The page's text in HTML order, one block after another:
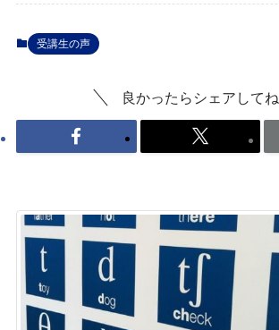
受講生の声
良かったらシェアしてね